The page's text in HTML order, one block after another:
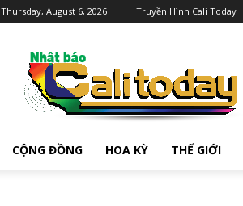
Thursday, August 6, 2026 Truyền Hình Cali Today
CỘNG ĐỒNG HOA KỲ THẾ GIỚI